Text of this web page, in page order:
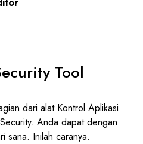
Tool
dari alat Kontrol Aplikasi
Anda dapat dengan
sana. Inilah caranya.